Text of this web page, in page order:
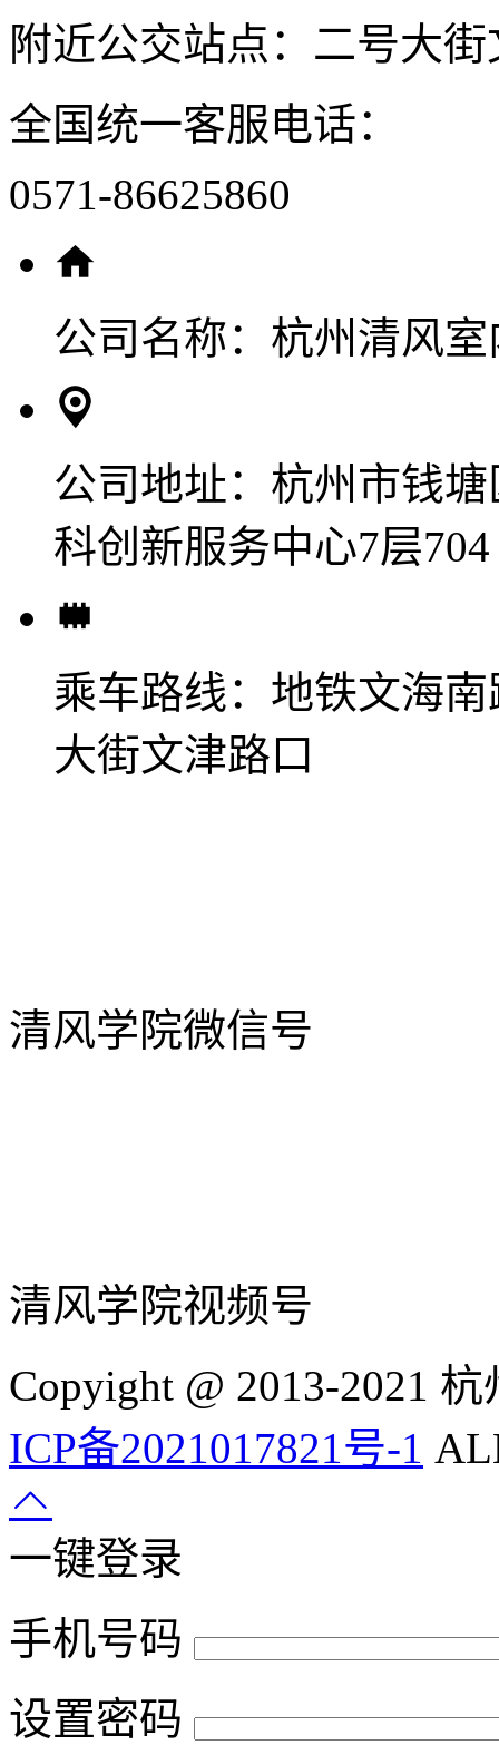
附近公交站点：二号大
全国统一客服电话：
0571-86625860
公司名称： 杭州清风
公司地址： 杭州市钱
科创新服务中心7层704
乘车路线： 地铁文海
大街文津路口
清风学院微信号
清风学院视频号
Copyight @ 2013-2021
ICP备2021017821号-1
一键登录
手机号码
设置密码